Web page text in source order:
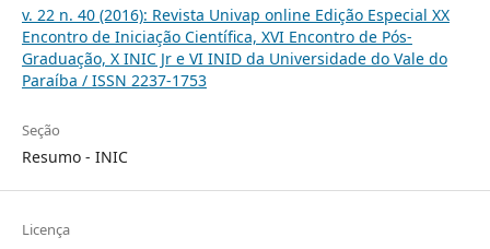
v. 22 n. 40 (2016): Revista Univap online Edição Especial XX
Encontro de Iniciação Científica, XVI Encontro de Pós-
Graduação, X INIC Jr e VI INID da Universidade do Vale do
Paraíba / ISSN 2237-1753
Seção
Resumo - INIC
Licença